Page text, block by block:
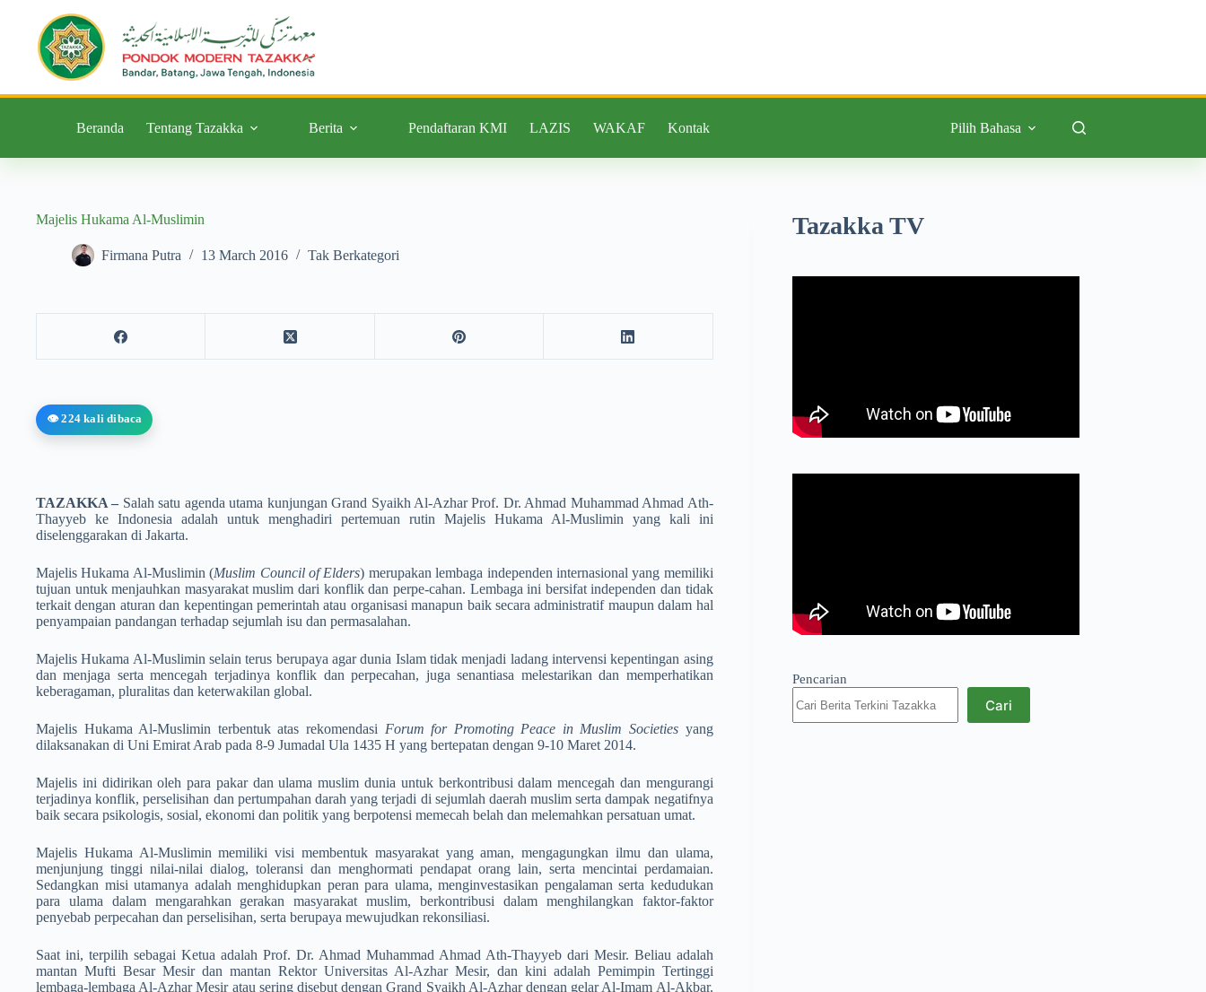
Beranda Tentang Tazakka Berita Pendaftaran KMI LAZIS WAKAF Kontak Pilih Bahasa
Majelis Hukama Al-Muslimin
Firmana Putra 13 March 2016 Tak Berkategori
👁️ 224 kali dibaca
TAZAKKA – Salah satu agenda utama kunjungan Grand Syaikh Al-Azhar Prof. Dr. Ahmad Muhammad Ahmad Ath-
Thayyeb ke Indonesia adalah untuk menghadiri pertemuan rutin Majelis Hukama Al-Muslimin yang kali ini
diselenggarakan di Jakarta.
Majelis Hukama Al-Muslimin (Muslim Council of Elders) merupakan lembaga independen internasional yang memiliki
tujuan untuk menjauhkan masyarakat muslim dari konflik dan perpe-cahan. Lembaga ini bersifat independen dan tidak
terkait dengan aturan dan kepentingan pemerintah atau organisasi manapun baik secara administratif maupun dalam hal
penyampaian pandangan terhadap sejumlah isu dan permasalahan.
Majelis Hukama Al-Muslimin selain terus berupaya agar dunia Islam tidak menjadi ladang intervensi kepentingan asing
dan menjaga serta mencegah terjadinya konflik dan perpecahan, juga senantiasa melestarikan dan memperhatikan
keberagaman, pluralitas dan keterwakilan global.
Majelis Hukama Al-Muslimin terbentuk atas rekomendasi Forum for Promoting Peace in Muslim Societies yang
dilaksanakan di Uni Emirat Arab pada 8-9 Jumadal Ula 1435 H yang bertepatan dengan 9-10 Maret 2014.
Majelis ini didirikan oleh para pakar dan ulama muslim dunia untuk berkontribusi dalam mencegah dan mengurangi
terjadinya konflik, perselisihan dan pertumpahan darah yang terjadi di sejumlah daerah muslim serta dampak negatifnya
baik secara psikologis, sosial, ekonomi dan politik yang berpotensi memecah belah dan melemahkan persatuan umat.
Majelis Hukama Al-Muslimin memiliki visi membentuk masyarakat yang aman, mengagungkan ilmu dan ulama,
menjunjung tinggi nilai-nilai dialog, toleransi dan menghormati pendapat orang lain, serta mencintai perdamaian.
Sedangkan misi utama­nya adalah menghidupkan peran para ulama, menginvestasikan pengalaman serta kedudukan
para ulama dalam mengarahkan gerakan masyarakat muslim, berkontribusi dalam menghilangkan faktor-faktor
penyebab perpecahan dan perselisihan, serta berupaya mewujudkan rekonsiliasi.
Saat ini, terpilih sebagai Ketua adalah Prof. Dr. Ahmad Muhammad­ Ahmad Ath-Thayyeb dari Mesir. Beliau adalah
mantan­ Mufti Besar Mesir dan mantan Rektor Universitas Al-Azhar Mesir,­ dan kini adalah Pemimpin Tertinggi
lembaga-lembaga­ Al-Azhar Mesir atau sering disebut dengan Grand Syaikh Al-Azhar dengan gelar Al-Imam Al-Akbar.
Tazakka TV
Pencarian
Cari